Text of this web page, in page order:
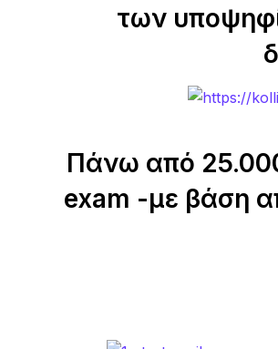
των
Πάνω από
exam -με βάση